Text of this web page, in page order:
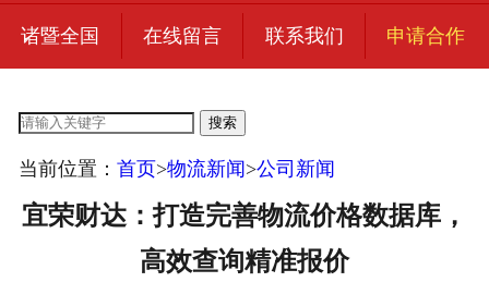
宜荣智联
联系我们
注册
诸暨全国 在线留言 联系我们 申请合作
搜索
当前位置： 首页>物流新闻 >公司新闻
宜荣财达：打造完善物流价格数据库，
高效查询精准报价